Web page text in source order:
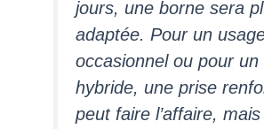
jours, une borne sera
adaptée. Pour un
occasionnel ou pour un
hybride, une prise
peut faire l’affaire,